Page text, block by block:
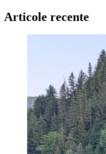
Articole recente